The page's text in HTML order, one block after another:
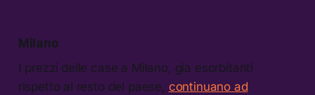
Milano
I prezzi delle case a Milano, già esorbitanti
rispetto al resto del paese, continuano ad